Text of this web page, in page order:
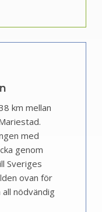
km mellan
med
genom
Sveriges
ovan för
nödvändig